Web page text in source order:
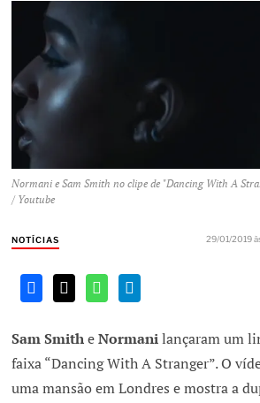
Normani e Sam Smith no clipe de "Dancing With A
/ Youtube
NOTÍCIAS 29/01/2019
Sam SmitheNormanilançaram um
faixa “Dancing With A Stranger”. O
uma mansão em Londres e mostra a